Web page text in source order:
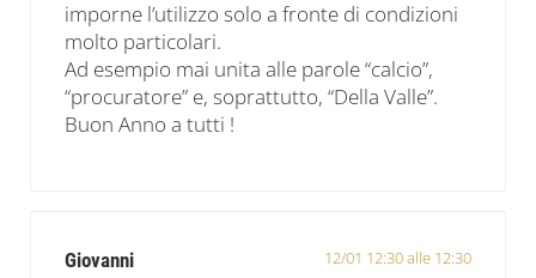
imporne l’utilizzo solo a fronte di condizioni
molto particolari.
Ad esempio mai unita alle parole “calcio”,
“procuratore” e, soprattutto, “Della Valle”.
Buon Anno a tutti !
Giovanni 12/01 12:30 alle 12:30